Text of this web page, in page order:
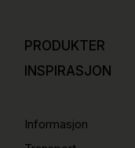
PRODUKTER
INSPIRASJON
Informasjon